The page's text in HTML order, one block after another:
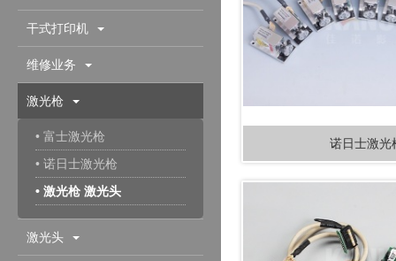
干式打印机
维修业务
激光枪
• 富士激光枪
• 诺日士激光枪
• 激光枪 激光头
激光头
诺日士激光